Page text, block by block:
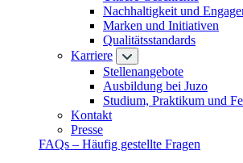
Nachhaltigkeit und
Marken und Initiativen
Qualitätsstandards
Karriere
Stellenangebote
Ausbildung bei Juzo
Studium, Praktikum und
Kontakt
Presse
FAQs – Häufig gestellte Fragen